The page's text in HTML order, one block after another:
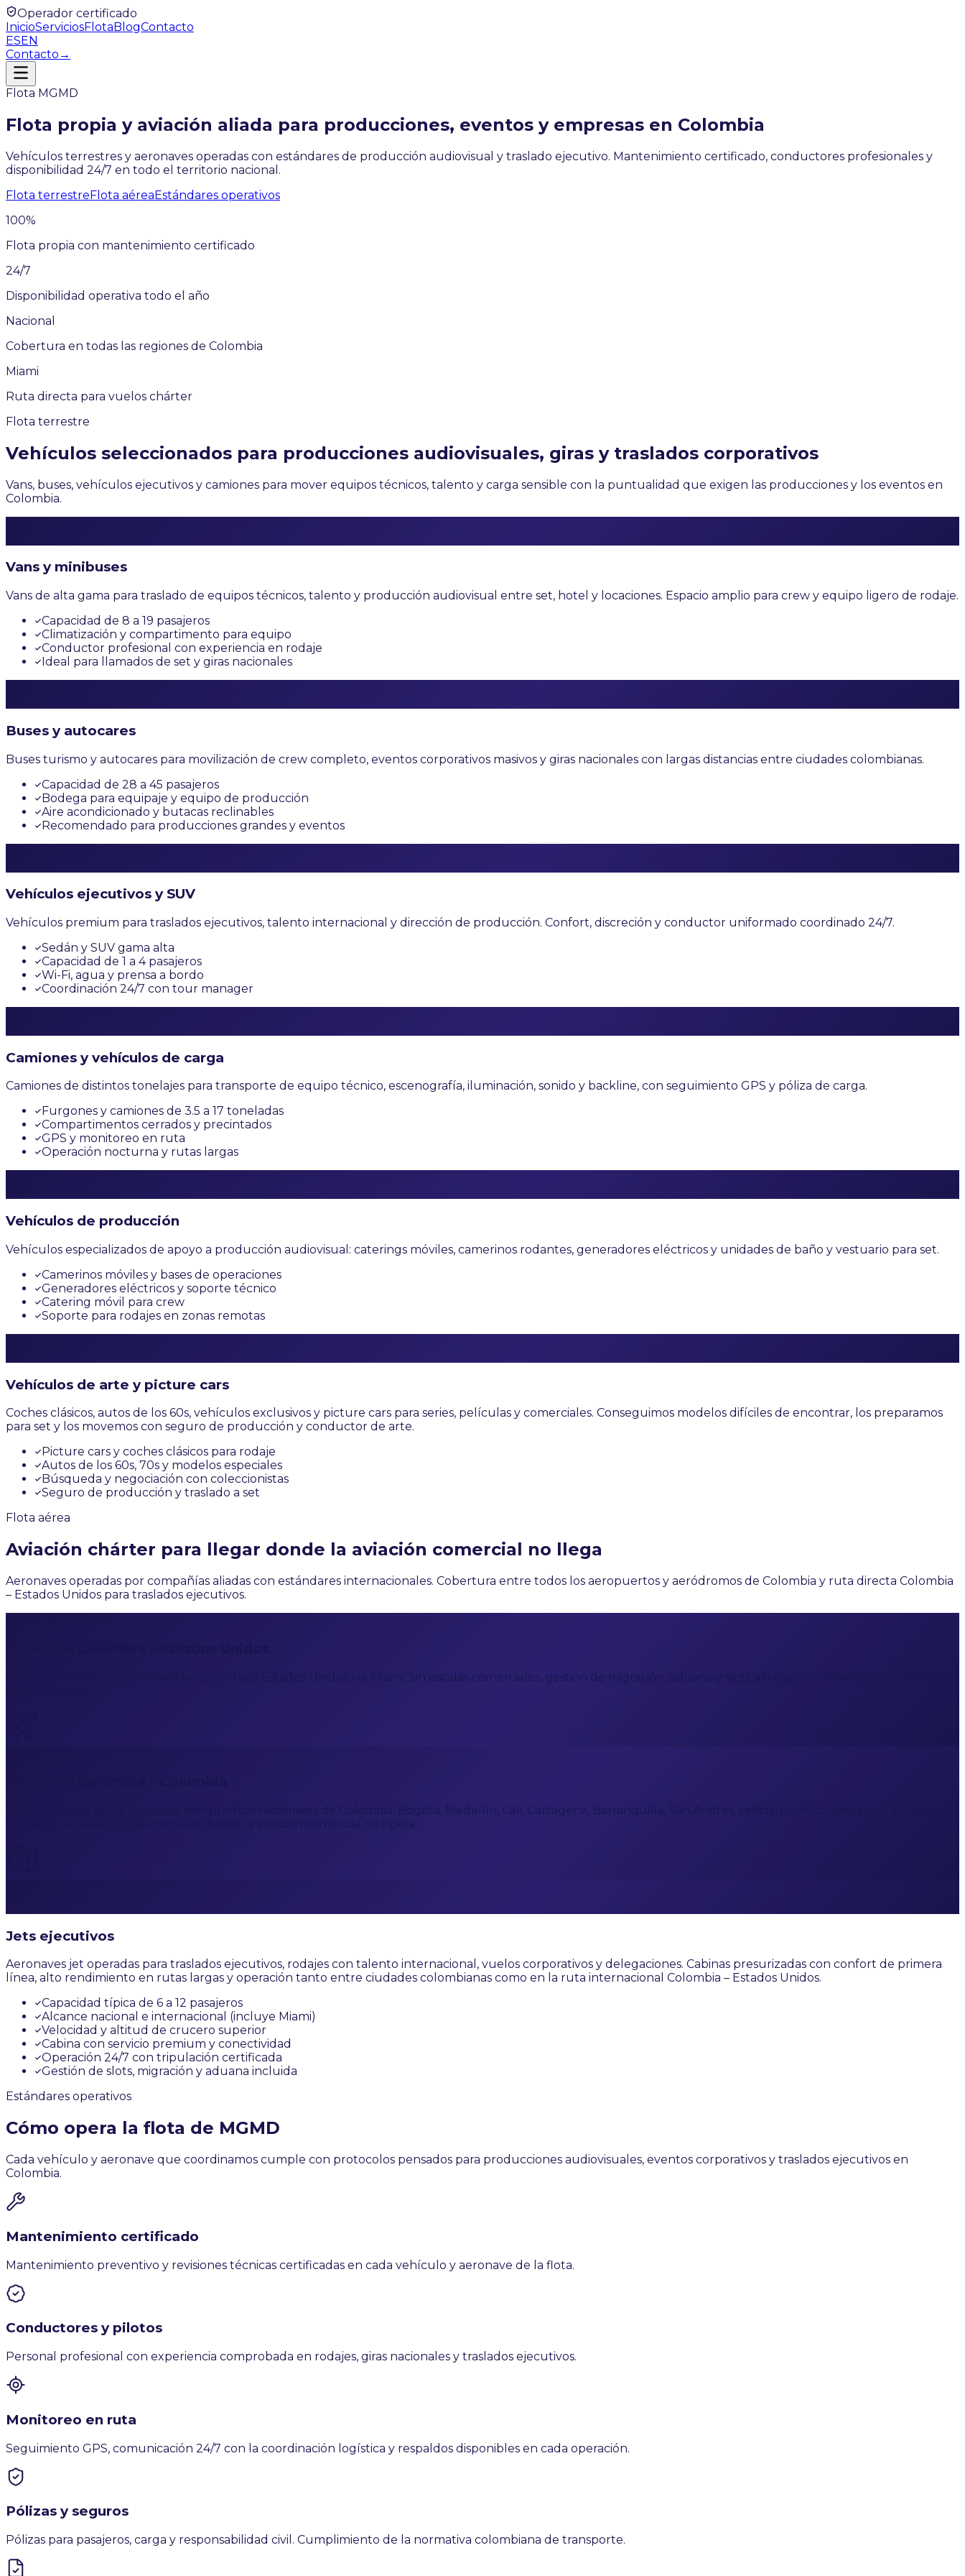
Operador certificado
InicioServiciosFlotaBlogContacto
ESEN
Contacto →
Flota MGMD
Flota propia y aviación aliada para producciones, eventos y empresas en Colombia
Vehículos terrestres y aeronaves operadas con estándares de producción audiovisual y traslado ejecutivo. Mantenimiento certificado, conductores profesionales y
disponibilidad 24/7 en todo el territorio nacional.
Flota terrestreFlota aéreaEstándares operativos
100%
Flota propia con mantenimiento certificado
24/7
Disponibilidad operativa todo el año
Nacional
Cobertura en todas las regiones de Colombia
Miami
Ruta directa para vuelos chárter
Flota terrestre
Vehículos seleccionados para producciones audiovisuales, giras y traslados corporativos
Vans, buses, vehículos ejecutivos y camiones para mover equipos técnicos, talento y carga sensible con la puntualidad que exigen las producciones y los eventos en
Colombia.
Vans y minibuses
Vans de alta gama para traslado de equipos técnicos, talento y producción audiovisual entre set, hotel y locaciones. Espacio amplio para crew y equipo ligero de rodaje.
Capacidad de 8 a 19 pasajeros
Climatización y compartimento para equipo
Conductor profesional con experiencia en rodaje
Ideal para llamados de set y giras nacionales
Buses y autocares
Buses turismo y autocares para movilización de crew completo, eventos corporativos masivos y giras nacionales con largas distancias entre ciudades colombianas.
Capacidad de 28 a 45 pasajeros
Bodega para equipaje y equipo de producción
Aire acondicionado y butacas reclinables
Recomendado para producciones grandes y eventos
Vehículos ejecutivos y SUV
Vehículos premium para traslados ejecutivos, talento internacional y dirección de producción. Confort, discreción y conductor uniformado coordinado 24/7.
Sedán y SUV gama alta
Capacidad de 1 a 4 pasajeros
Wi-Fi, agua y prensa a bordo
Coordinación 24/7 con tour manager
Camiones y vehículos de carga
Camiones de distintos tonelajes para transporte de equipo técnico, escenografía, iluminación, sonido y backline, con seguimiento GPS y póliza de carga.
Furgones y camiones de 3.5 a 17 toneladas
Compartimentos cerrados y precintados
GPS y monitoreo en ruta
Operación nocturna y rutas largas
Vehículos de producción
Vehículos especializados de apoyo a producción audiovisual: caterings móviles, camerinos rodantes, generadores eléctricos y unidades de baño y vestuario para set.
Camerinos móviles y bases de operaciones
Generadores eléctricos y soporte técnico
Catering móvil para crew
Soporte para rodajes en zonas remotas
Vehículos de arte y picture cars
Coches clásicos, autos de los 60s, vehículos exclusivos y picture cars para series, películas y comerciales. Conseguimos modelos difíciles de encontrar, los preparamos
para set y los movemos con seguro de producción y conductor de arte.
Picture cars y coches clásicos para rodaje
Autos de los 60s, 70s y modelos especiales
Búsqueda y negociación con coleccionistas
Seguro de producción y traslado a set
Flota aérea
Aviación chárter para llegar donde la aviación comercial no llega
Aeronaves operadas por compañías aliadas con estándares internacionales. Cobertura entre todos los aeropuertos y aeródromos de Colombia y ruta directa Colombia
– Estados Unidos para traslados ejecutivos.
Vuelos privados ejecutivos entre Colombia y Estados Unidos vía Miami. Sin escalas comerciales, gestión de migración, aduana y slots aéreos coordinada por nuestro
Vuelos chárter entre todos los aeropuertos nacionales de Colombia: Bogotá, Medellín, Cali, Cartagena, Barranquilla, San Andrés, Leticia, Pacífico, Amazonía y Llanos.
Llegamos a pistas y zonas remotas donde la aviación comercial no opera.
Jets ejecutivos
Aeronaves jet operadas para traslados ejecutivos, rodajes con talento internacional, vuelos corporativos y delegaciones. Cabinas presurizadas con confort de primera
línea, alto rendimiento en rutas largas y operación tanto entre ciudades colombianas como en la ruta internacional Colombia – Estados Unidos.
Capacidad típica de 6 a 12 pasajeros
Alcance nacional e internacional (incluye Miami)
Velocidad y altitud de crucero superior
Cabina con servicio premium y conectividad
Operación 24/7 con tripulación certificada
Gestión de slots, migración y aduana incluida
Estándares operativos
Cómo opera la flota de MGMD
Cada vehículo y aeronave que coordinamos cumple con protocolos pensados para producciones audiovisuales, eventos corporativos y traslados ejecutivos en
Colombia.
Mantenimiento certificado
Mantenimiento preventivo y revisiones técnicas certificadas en cada vehículo y aeronave de la flota.
Conductores y pilotos
Personal profesional con experiencia comprobada en rodajes, giras nacionales y traslados ejecutivos.
Monitoreo en ruta
Seguimiento GPS, comunicación 24/7 con la coordinación logística y respaldos disponibles en cada operación.
Pólizas y seguros
Pólizas para pasajeros, carga y responsabilidad civil. Cumplimiento de la normativa colombiana de transporte.